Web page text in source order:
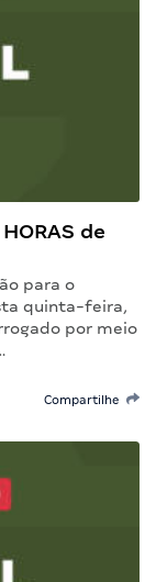
de
para o
quinta-feira,
por meio
Compartilhe